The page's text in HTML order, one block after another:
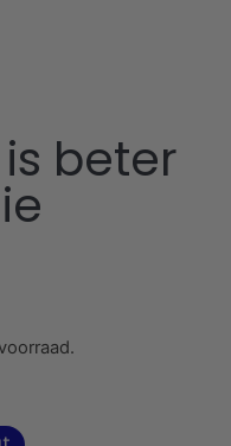
beter